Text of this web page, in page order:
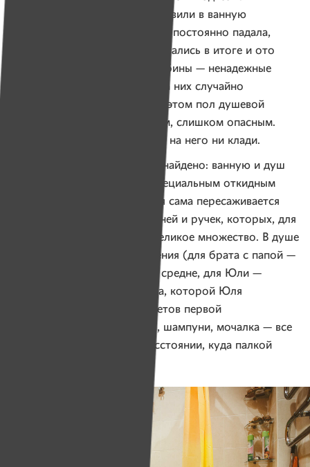
к раковине на коляске. Установили в ванную
специальные полозья, но Юля постоянно падала,
и от них отказались. Как отказались в итоге и ото
всей ванной, и от душевой кабины — ненадежные
стенки вываливались, когда на них случайно
облокачивался ребенок. При этом пол душевой
оставался слишком скользким, слишком опасным.
Сколько резиновых ковриков на него ни клади.
Сегодня идеальное решение найдено: ванную и душ
заменили постаментом со специальным откидным
стульчиком, на который Юля сама пересаживается
с коляски с помощью поручней и ручек, которых, для
удобства Юли, в квартире великое множество. В душе
регулируется высота крепления (для брата с папой —
высоко, для мамы и Лены — средне, для Юли —
низко). Есть и палка-хваталка, которой Юля
дотягивается до всех предметов первой
необходимости. Полотенца, шампуни, мочалка — все
находится ровно на том расстоянии, куда палкой